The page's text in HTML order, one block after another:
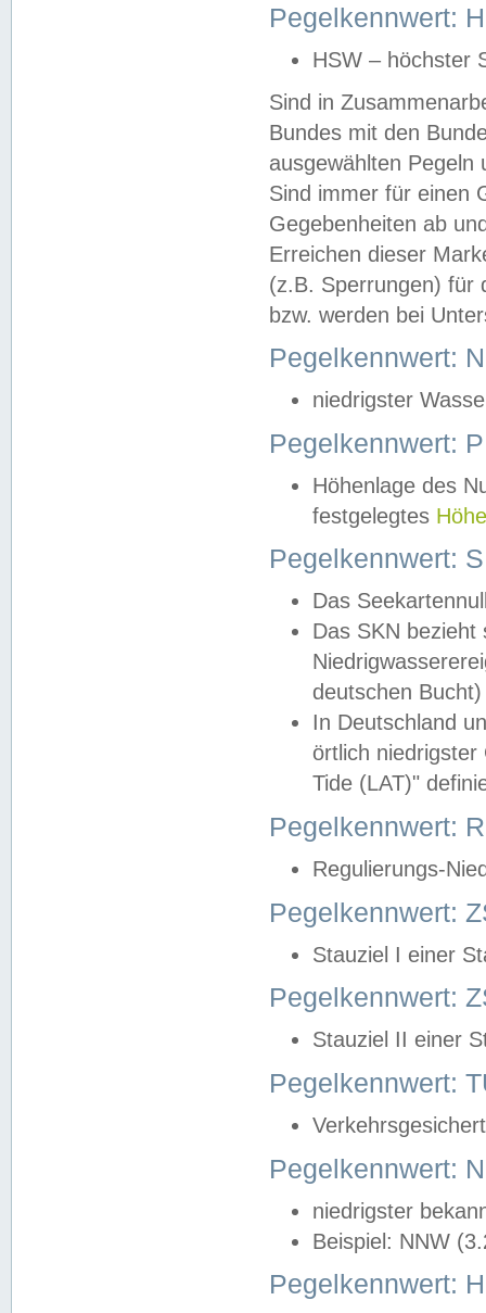
Pegelkennwert:
HSW – höchster
Sind in
Bundes mit den
ausgewählten
Sind immer für einen
Gegebenheiten ab
Erreichen dieser
(z.B. Sperrungen) für
bzw. werden bei
Pegelkennwert:
niedrigster
Pegelkennwert:
Höhenlage des
festgelegtes
Pegelkennwert:
Das
Das SKN
deutschen
In Deutschland
örtlich
Tide (LAT)"
Pegelkennwert:
Regulierungs-
Pegelkennwert:
Stauziel I einer
Pegelkennwert:
Stauziel II einer
Pegelkennwert:
Pegelkennwert:
niedrigster
Beispiel: NNW
Pegelkennwert: